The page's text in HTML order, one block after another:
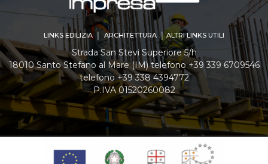
LINKS EDILIZIA │ ARCHITETTURA │ ALTRI LINKS UTILI
Strada San Stevi Superiore 5/h
18010 Santo Stefano al Mare (IM) telefono +39 339 6709546
telefono +39 338 4394772
P.IVA 01520260082